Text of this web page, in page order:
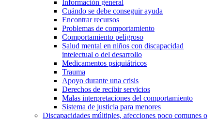
Información general
Cuándo se debe conseguir ayuda
Encontrar recursos
Problemas de comportamiento
Comportamiento peligroso
Salud mental en niños con discapacidad
intelectual o del desarrollo
Medicamentos psiquiátricos
Trauma
Apoyo durante una crisis
Derechos de recibir servicios
Malas interpretaciones del comportamiento
Sistema de justicia para menores
Discapacidades múltiples, afecciones poco comunes o